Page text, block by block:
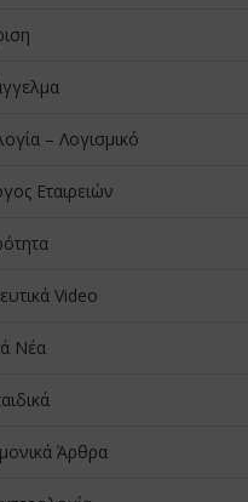
– Λογισμικό
Εταιρειών
Video
Νέα
Άρθρα